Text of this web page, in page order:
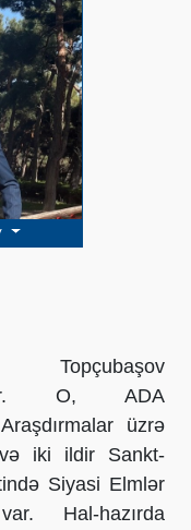
O, ADA
üzrə
iki ildir Sankt-
Siyasi Elmlər
Hal-hazırda